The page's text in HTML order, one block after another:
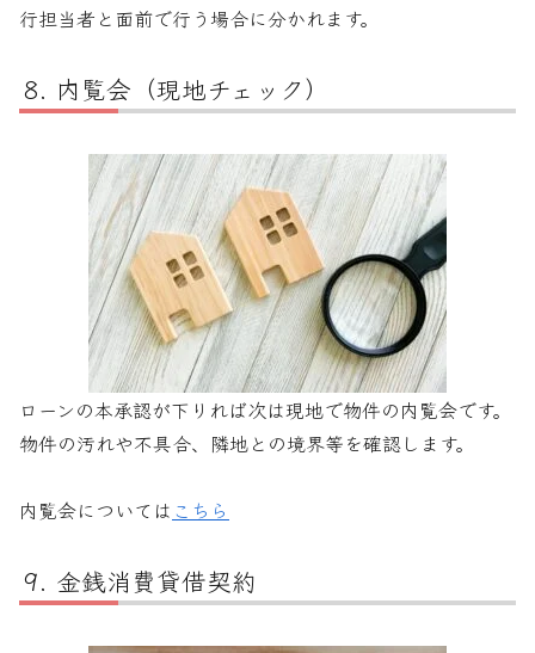
行担当者と面前で行う場合に分かれます。
内覧会（現地チェック）
ローンの本承認が下りれば次は現地で物件の内覧会です。
物件の汚れや不具合、隣地との境界等を確認します。
内覧会については こちら
金銭消費貸借契約